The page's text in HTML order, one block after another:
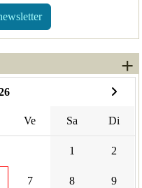
Ve Sa Di
1 2
7 8 9
+